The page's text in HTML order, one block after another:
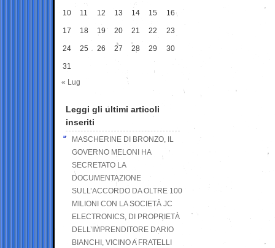
10 11 12 13 14 15 16
17 18 19 20 21 22 23
24 25 26 27 28 29 30
31
« Lug
Leggi gli ultimi articoli
inseriti
MASCHERINE DI BRONZO, IL
GOVERNO MELONI HA
SECRETATO LA
DOCUMENTAZIONE
SULL’ACCORDO DA OLTRE 100
MILIONI CON LA SOCIETÀ JC
ELECTRONICS, DI PROPRIETÀ
DELL’IMPRENDITORE DARIO
BIANCHI, VICINO A FRATELLI